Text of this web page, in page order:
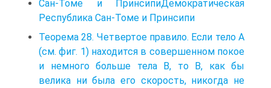
Сан-Томе и ПринсипиДемократическая
Республика Сан-Томе и Принсипи
Теорема 28. Четвертое правило. Если тело А
(см. фиг. 1) находится в совершенном покое
и немного больше тела В, то В, как бы
велика ни была его скорость, никогда не